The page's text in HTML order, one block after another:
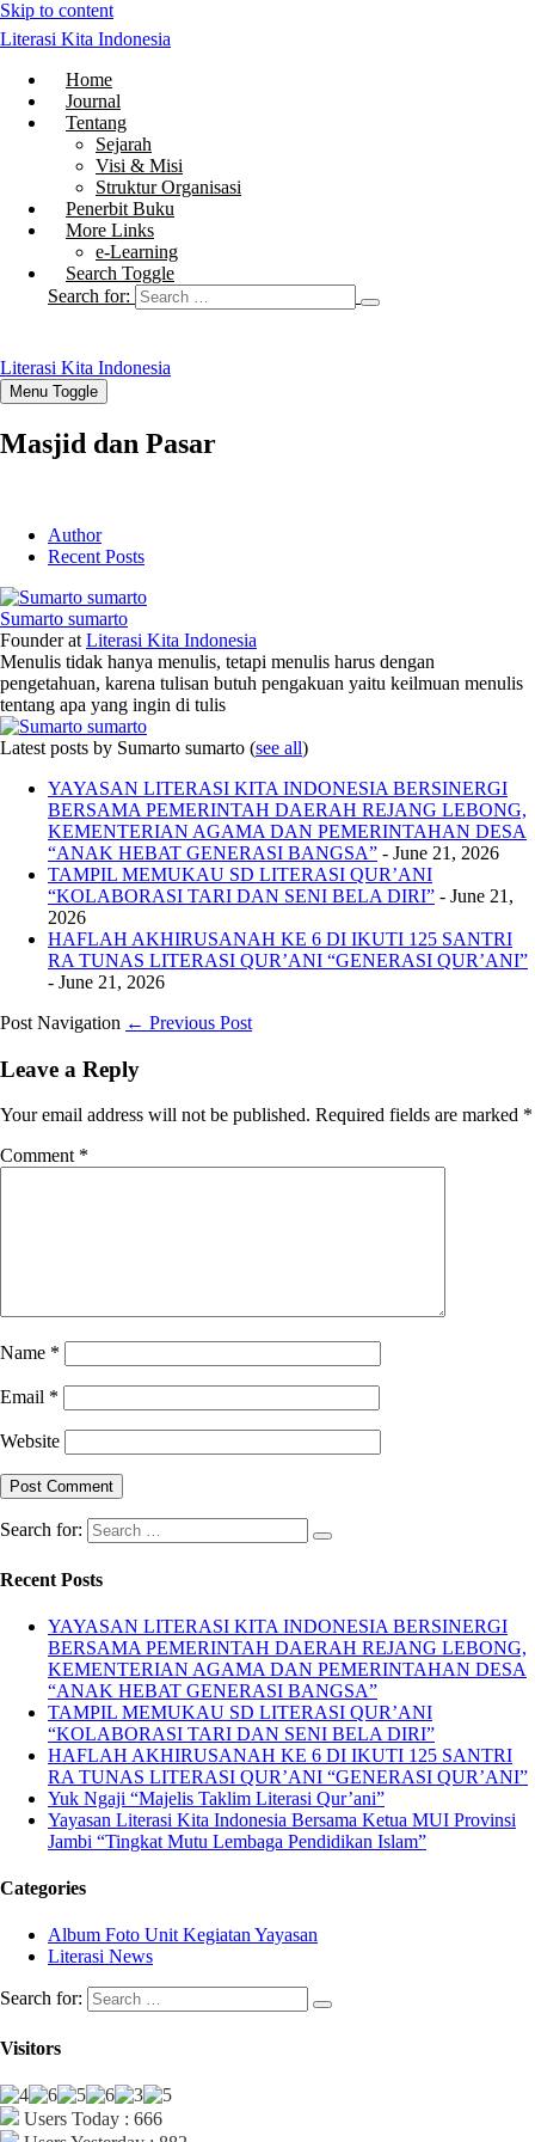
Skip to content
Literasi Kita Indonesia
Home
Journal
Tentang
Sejarah
Visi & Misi
Struktur Organisasi
Penerbit Buku
More Links
e-Learning
Search Toggle
Search for:
Literasi Kita Indonesia
Menu Toggle
Masjid dan Pasar
Author
Recent Posts
Sumarto sumarto
Founderat Literasi Kita Indonesia
Menulis tidak hanya menulis, tetapi menulis harus dengan
pengetahuan, karena tulisan butuh pengakuan yaitu keilmuan menulis
tentang apa yang ingin di tulis
Latest posts by Sumarto sumarto (see all)
YAYASAN LITERASI KITA INDONESIA BERSINERGI
BERSAMA PEMERINTAH DAERAH REJANG LEBONG,
KEMENTERIAN AGAMA DAN PEMERINTAHAN DESA
“ANAK HEBAT GENERASI BANGSA” - June 21, 2026
TAMPIL MEMUKAU SD LITERASI QUR’ANI
“KOLABORASI TARI DAN SENI BELA DIRI” - June 21,
2026
HAFLAH AKHIRUSANAH KE 6 DI IKUTI 125 SANTRI
RA TUNAS LITERASI QUR’ANI “GENERASI QUR’ANI”
- June 21, 2026
Post Navigation ← Previous Post
Leave a Reply
Your email address will not be published. Required fields are marked *
Comment *
Name *
Email *
Website
Search for:
Recent Posts
YAYASAN LITERASI KITA INDONESIA BERSINERGI
BERSAMA PEMERINTAH DAERAH REJANG LEBONG,
KEMENTERIAN AGAMA DAN PEMERINTAHAN DESA
“ANAK HEBAT GENERASI BANGSA”
TAMPIL MEMUKAU SD LITERASI QUR’ANI
“KOLABORASI TARI DAN SENI BELA DIRI”
HAFLAH AKHIRUSANAH KE 6 DI IKUTI 125 SANTRI
RA TUNAS LITERASI QUR’ANI “GENERASI QUR’ANI”
Yuk Ngaji “Majelis Taklim Literasi Qur’ani”
Yayasan Literasi Kita Indonesia Bersama Ketua MUI Provinsi
Jambi “Tingkat Mutu Lembaga Pendidikan Islam”
Categories
Album Foto Unit Kegiatan Yayasan
Literasi News
Search for:
Visitors
Users Today : 666